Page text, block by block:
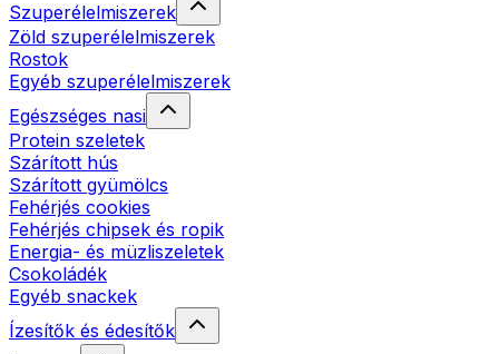
Szuperélelmiszerek
Zöld szuperélelmiszerek
Rostok
Egyéb szuperélelmiszerek
Egészséges nasi
Protein szeletek
Szárított hús
Szárított gyümölcs
Fehérjés cookies
Fehérjés chipsek és ropik
Energia- és müzliszeletek
Csokoládék
Egyéb snackek
Ízesítők és édesítők